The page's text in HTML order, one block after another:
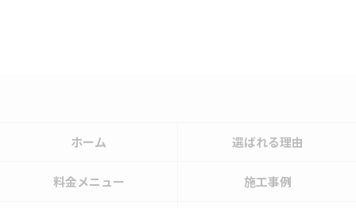
ホーム 選ばれる理由
料金メニュー 施工事例